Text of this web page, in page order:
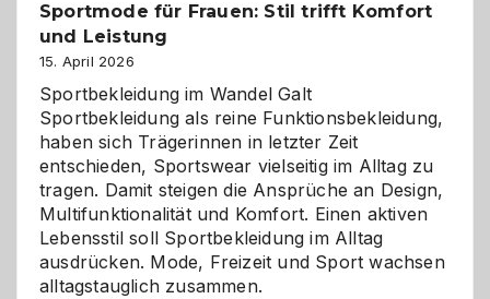
gegen
Chaos
Sportmode für Frauen: Stil trifft Komfort
und Leistung
15. April 2026
Sportbekleidung im Wandel Galt
Sportbekleidung als reine Funktionsbekleidung,
haben sich Trägerinnen in letzter Zeit
entschieden, Sportswear vielseitig im Alltag zu
tragen. Damit steigen die Ansprüche an Design,
Multifunktionalität und Komfort. Einen aktiven
Lebensstil soll Sportbekleidung im Alltag
ausdrücken. Mode, Freizeit und Sport wachsen
alltagstauglich zusammen.